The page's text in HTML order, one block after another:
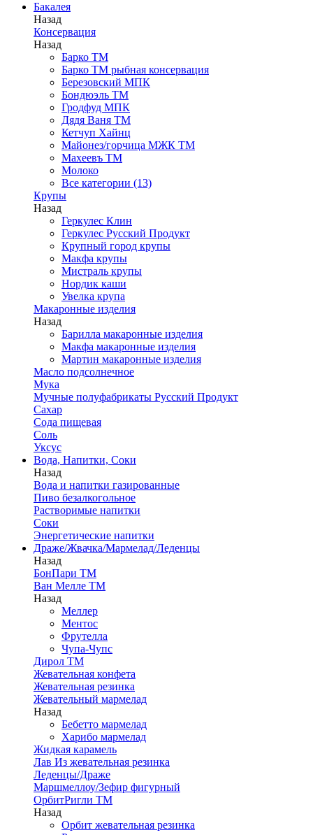
Бакалея
Назад
Консервация
Назад
Барко ТМ
Барко ТМ рыбная консервация
Березовский МПК
Бондюэль ТМ
Гродфуд МПК
Дядя Ваня ТМ
Кетчуп Хайнц
Майонез/горчица МЖК ТМ
Махеевъ ТМ
Молоко
Все категории (13)
Крупы
Назад
Геркулес Клин
Геркулес Русский Продукт
Крупный город крупы
Макфа крупы
Мистраль крупы
Нордик каши
Увелка крупа
Макаронные изделия
Назад
Барилла макаронные изделия
Макфа макаронные изделия
Мартин макаронные изделия
Масло подсолнечное
Мука
Мучные полуфабрикаты Русский Продукт
Сахар
Сода пищевая
Соль
Уксус
Вода, Напитки, Соки
Назад
Вода и напитки газированные
Пиво безалкогольное
Растворимые напитки
Соки
Энергетические напитки
Драже/Жвачка/Мармелад/Леденцы
Назад
БонПари ТМ
Ван Мелле ТМ
Назад
Меллер
Ментос
Фрутелла
Чупа-Чупс
Дирол ТМ
Жевательная конфета
Жевательная резинка
Жевательный мармелад
Назад
Бебетто мармелад
Харибо мармелад
Жидкая карамель
Лав Из жевательная резинка
Леденцы/Драже
Маршмеллоу/Зефир фигурный
ОрбитРигли ТМ
Назад
Орбит жевательная резинка